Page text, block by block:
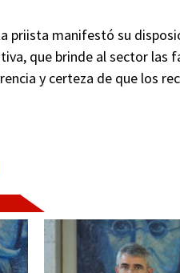
priista manifestó su
que brinde al sector las
y certeza de que los